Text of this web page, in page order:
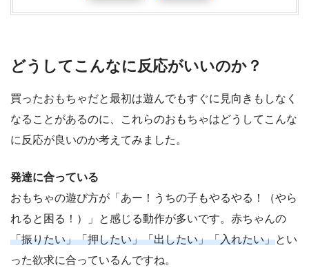
どうしてこんなに反応がいいのか？
買ったおもちゃだと最初は遊んでもすぐに見向きもしなく
なることがあるのに、これらのおもちゃはどうしてこんな
に反応が良いのか考えてみました。
発達に合っている
おもちゃの遊び方が「あー！うちの子もやるやる！（やら
れると困る！）」と感じる動作が多いです。赤ちゃんの
「振りたい」「押したい」「出したい」「入れたい」とい
った欲求に合っているんですね。